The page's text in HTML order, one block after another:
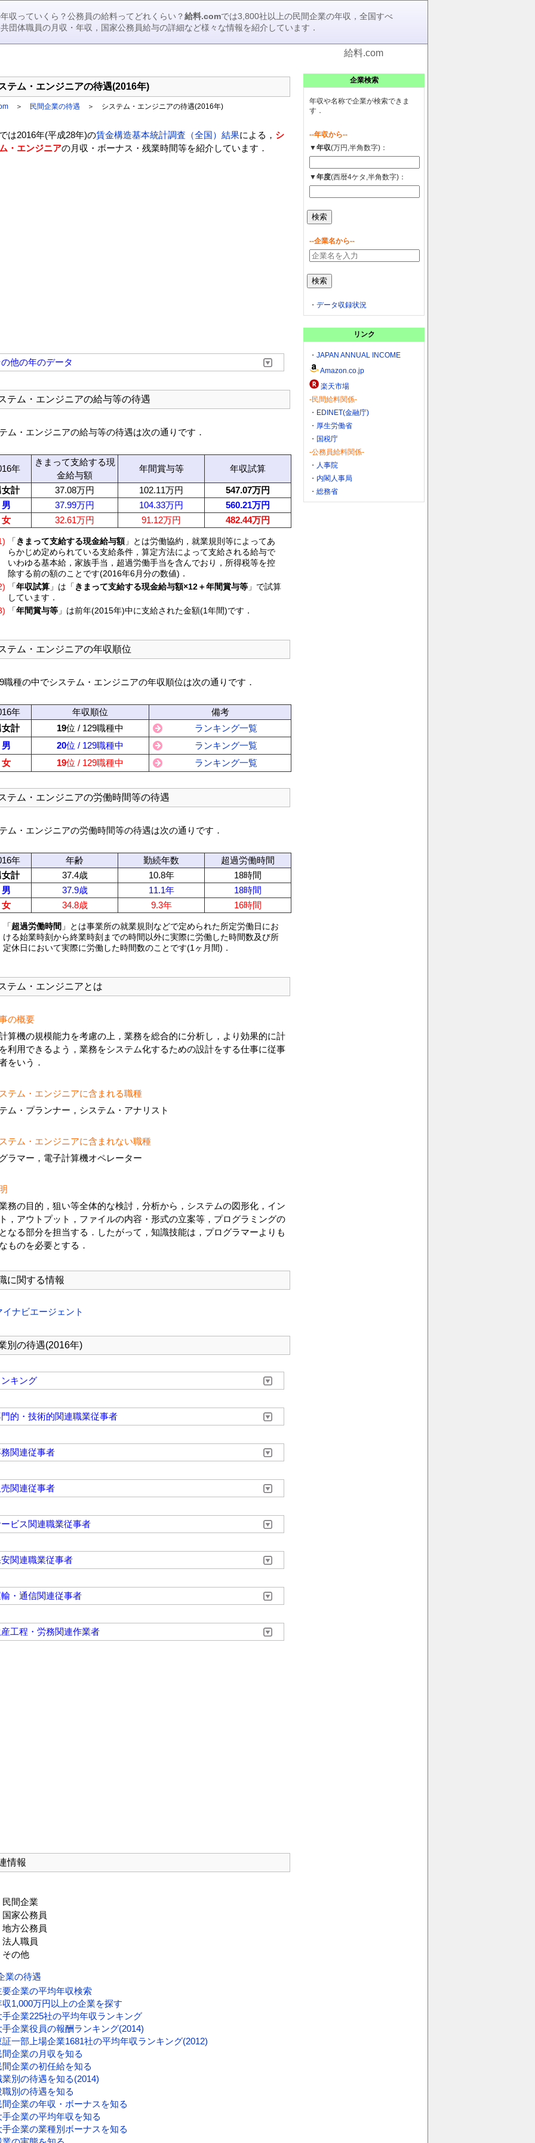
収っていくら？公務員の給料ってどれくらい？給料.comでは3,800社以上の民間企業の年収，全国すべ
団体職員の月収・年収，国家公務員給与の詳細など様々な情報を紹介しています．
テム・エンジニアの待遇(2016年)
＞ 民間企業の待遇 ＞ システム・エンジニアの待遇(2016年)
は2016年(平成28年)の賃金構造基本統計調査（全国）結果による， シ
・エンジニアの月収・ボーナス・残業時間等を紹介しています．
他の年のデータ
テム・エンジニアの給与等の待遇
ム・エンジニアの給与等の待遇は次の通りです．
年
きまって支給する現
金給与額
年間賞与等 年収試算
計 37.08万円 102.11万円
547.07万円
男
37.99万円 104.33万円
560.21万円
女
32.61万円 91.12万円 482.44万円
「 きまって支給する現金給与額」とは労働協約，就業規則等によってあ
らかじめ定められている支給条件，算定方法によって支給される給与で
いわゆる基本給，家族手当，超過労働手当を含んでおり，所得税等を控
除する前の額のことです(2016年6月分の数値)．
「年収試算 」は「 きまって支給する現金給与額×12＋年間賞与等 」で試算
しています．
「年間賞与等 」は前年(2015年)中に支給された金額(1年間)です．
テム・エンジニアの年収順位
職種の中でシステム・エンジニアの年収順位は次の通りです．
年 年収順位
備考
計
19位 / 129職種中
ランキング一覧
男
20位 / 129職種中
ランキング一覧
女
19位 / 129職種中 ランキング一覧
テム・エンジニアの労働時間等の待遇
ム・エンジニアの労働時間等の待遇は次の通りです．
年 年齢 勤続年数
超過労働時間
計
37.4歳 10.8年
18時間
男
37.9歳 11.1年
18時間
女
34.8歳 9.3年 16時間
「超過労働時間 」とは事業所の就業規則などで定められた所定労働日にお
ける始業時刻から終業時刻までの時間以外に実際に労働した時間数及び所
定休日において実際に労働した時間数のことです(1ヶ月間)．
テム・エンジニアとは
の概要
算機の規模能力を考慮の上，業務を総合的に分析し，より効果的に計
利用できるよう，業務をシステム化するための設計をする仕事に従事
をいう．
テム・エンジニアに含まれる職種
ム・プランナー，システム・アナリスト
テム・エンジニアに含まれない職種
ラマー，電子計算機オペレーター
務の目的，狙い等全体的な検討，分析から，システムの図形化，イン
，アウトプット，ファイルの内容・形式の立案等，プログラミングの
なる部分を担当する．したがって，知識技能は，プログラマーよりも
ものを必要とする．
に関する情報
イナビエージェント
別の待遇(2016年)
キング
的・技術的関連職業従事者
関連従事者
関連従事者
ビス関連職業従事者
関連職業従事者
・通信関連従事者
工程・労務関連作業者
情報
民間企業
国家公務員
地方公務員
法人職員
その他
業の待遇
要企業の平均年収検索
収1,000万円以上の企業を探す
手企業225社の平均年収ランキング
手企業役員の報酬ランキング(2014)
証一部上場企業1681社の平均年収ランキング(2012)
間企業の月収を知る
間企業の初任給を知る
業別の待遇を知る(2014)
職別の待遇を知る
間企業の年収・ボーナスを知る
手企業の平均年収を知る
手企業の業種別ボーナスを知る
給料.com
企業検索
年収や名称で企業が検索できま
す．
--年収から--
▼年収(万円,半角数字)：
▼年度(西暦4ケタ,半角数字)：
--企業名から--
・ データ収録状況
リンク
・ JAPAN ANNUAL INCOME
Amazon.co.jp
楽天市場
-民間給料関係-
・ EDINET(金融庁)
・ 厚生労働省
・ 国税庁
-公務員給料関係-
・ 人事院
・ 内閣人事局
・ 総務省